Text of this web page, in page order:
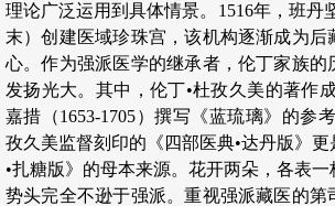
理论广泛运用到具体情景。1516年，班丹
末）创建医域珍珠宫，该机构逐渐成为后
心。作为强派医学的继承者，伦丁家族的
发扬光大。其中，伦丁•杜孜久美的著作
嘉措（1653-1705）撰写《蓝琉璃》的参
孜久美监督刻印的《四部医典•达丹版》
•扎糖版》的母本来源。花开两朵，各表
势头完全不逊于强派。重视强派藏医的第